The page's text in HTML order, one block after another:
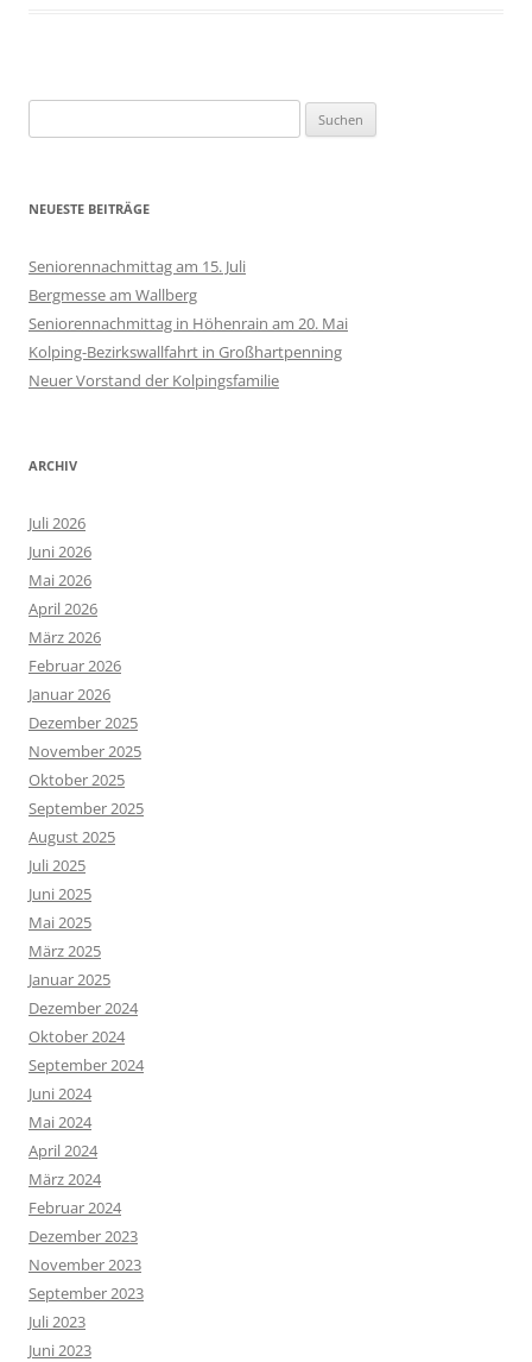
nach:
NEUESTE BEITRÄGE
Seniorennachmittag am 15. Juli
Bergmesse am Wallberg
Seniorennachmittag in Höhenrain am 20. Mai
Kolping-Bezirkswallfahrt in Großhartpenning
Neuer Vorstand der Kolpingsfamilie
ARCHIV
Juli 2026
Juni 2026
Mai 2026
April 2026
März 2026
Februar 2026
Januar 2026
Dezember 2025
November 2025
Oktober 2025
September 2025
August 2025
Juli 2025
Juni 2025
Mai 2025
März 2025
Januar 2025
Dezember 2024
Oktober 2024
September 2024
Juni 2024
Mai 2024
April 2024
März 2024
Februar 2024
Dezember 2023
November 2023
September 2023
Juli 2023
Juni 2023